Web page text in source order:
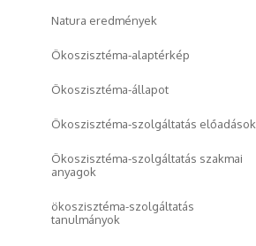
Natura eredmények
Ökoszisztéma-alaptérkép
Ökoszisztéma-állapot
Ökoszisztéma-szolgáltatás előadások
Ökoszisztéma-szolgáltatás szakmai
anyagok
ökoszisztéma-szolgáltatás
tanulmányok